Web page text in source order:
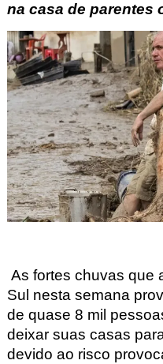
na casa de parentes
As fortes chuvas que
Sul nesta semana
de quase 8 mil
deixar suas casas
devido ao risco